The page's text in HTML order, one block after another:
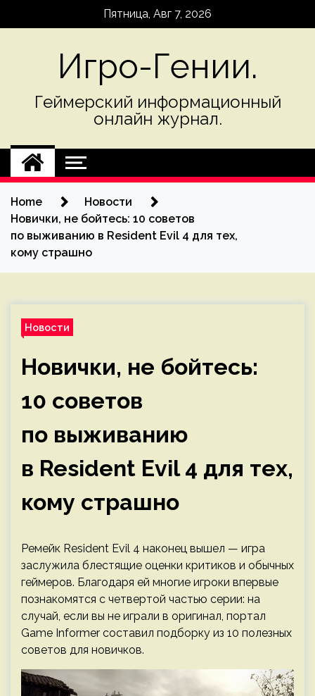
Пятница, Авг 7, 2026
Игро-Гении.
Геймерский информационный
онлайн журнал.
Home
Новости
Новички, не бойтесь: 10 советов
по выживанию в Resident Evil 4 для тех,
кому страшно
Новости
Новички, не бойтесь:
10 советов
по выживанию
в Resident Evil 4 для тех,
кому страшно
Ремейк Resident Evil 4 наконец вышел — игра
заслужила блестящие оценки критиков и обычных
геймеров. Благодаря ей многие игроки впервые
познакомятся с четвертой частью серии: на
случай, если вы не играли в оригинал, портал
Game Informer составил подборку из 10 полезных
советов для новичков.